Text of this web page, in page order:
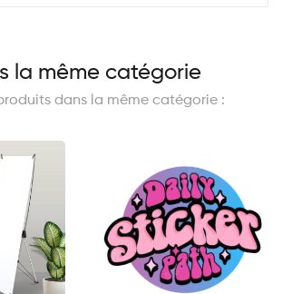
la même catégorie
dans la même catégorie :